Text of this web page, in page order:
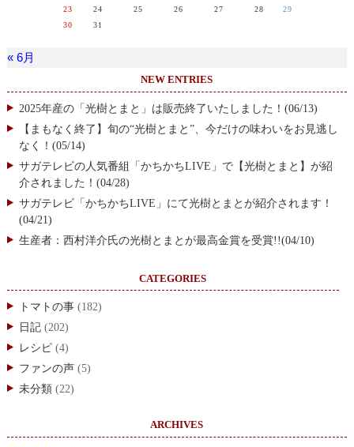
23
24 25 26 27 28
29
30
31
« 6月
NEW ENTRIES
2025年産の「光樹とまと」は販売終了いたしました！(06/13)
【まもなく終了】旬の“光樹とまと”、今だけの味わいをお見逃し
なく！(05/14)
サガテレビの人気番組「かちかちLIVE」で【光樹とまと】が紹
介されました！(04/28)
サガテレビ「かちかちLIVE」にて光樹とまとが紹介されます！
(04/21)
生産者：西村洋介氏の光樹とまとが最高金賞を受賞!!(04/10)
CATEGORIES
トマトの事(182)
日記(202)
レシピ(4)
ファンの声(5)
未分類 (22)
ARCHIVES